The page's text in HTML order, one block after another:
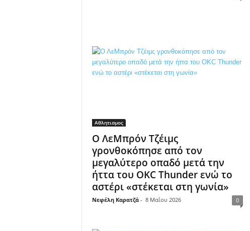
Αθλητισμος
Ο ΛεΜπρόν Τζέιμς
γρονθοκόπησε από τον
μεγαλύτερο οπαδό μετά την
ήττα του OKC Thunder ενώ το
αστέρι «στέκεται στη γωνία»
Νεφέλη Καρατζά - 8 Μαΐου 2026 0